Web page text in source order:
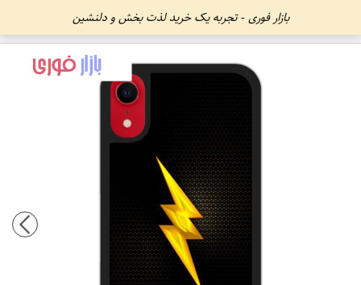
بازار فوری - تجربه یک خرید لذت بخش و دلنشین